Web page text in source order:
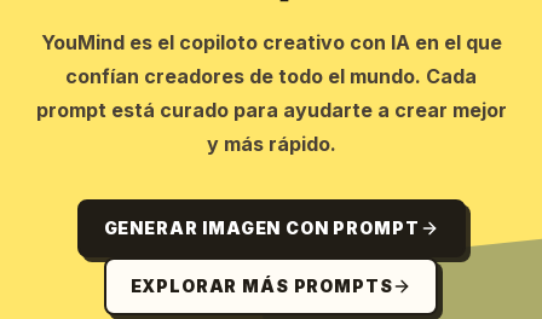
YouMind es el copiloto creativo con IA en el que
confían creadores de todo el mundo. Cada
prompt está curado para ayudarte a crear mejor
y más rápido.
GENERAR IMAGEN CON PROMPT
EXPLORAR MÁS PROMPTS